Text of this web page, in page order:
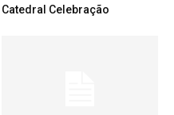
Catedral Celebração